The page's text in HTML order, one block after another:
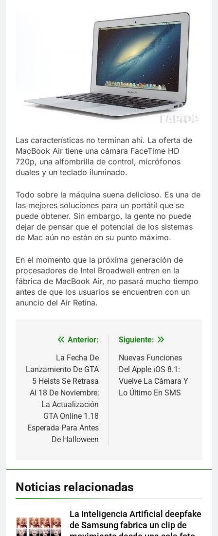
Las características no terminan ahí. La oferta de
MacBook Air tiene una cámara FaceTime HD
720p, una alfombrilla de control, micrófonos
duales y un teclado iluminado.
Todo sobre la máquina suena delicioso. Es una de
las mejores soluciones para un portátil que se
puede obtener. Sin embargo, la gente no puede
dejar de pensar que el potencial de los sistemas
de Mac aún no están en su punto máximo.
En el momento que la próxima generación de
procesadores de Intel Broadwell entren en la
fábrica de MacBook Air, no pasará mucho tiempo
antes de que los usuarios se encuentren con un
anuncio del Air Retina.
Navegación
entradas
Anterior:
La Fecha De
Lanzamiento De GTA
5 Heists Se Retrasa
Al 18 De Noviembre;
La Actualización
GTA Online 1.18
Esperada Para Antes
De Halloween
Siguiente:
Nuevas Funciones
Del Apple iOS 8.1:
Vuelve La Cámara Y
Lo Último En SMS
Noticias relacionadas
La Inteligencia Artificial deepfake
de Samsung fabrica un clip de